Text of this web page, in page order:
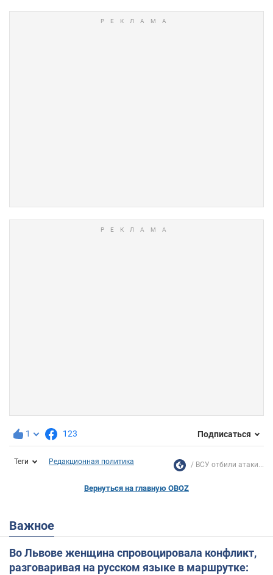
1 123 Подписаться
Теги Редакционная политика ВСУ отбили атаки...
Вернуться на главную OBOZ
Важное
Во Львове женщина спровоцировала конфликт,
разговаривая на русском языке в маршрутке: